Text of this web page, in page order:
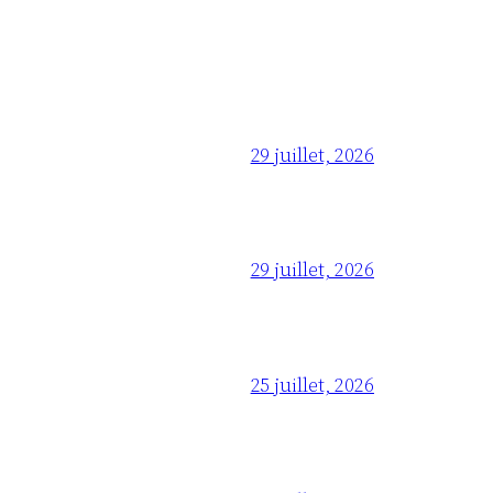
29 juillet, 2026
29 juillet, 2026
25 juillet, 2026